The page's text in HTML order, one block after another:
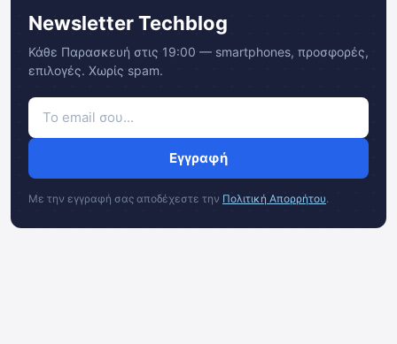
Newsletter Techblog
Κάθε Παρασκευή στις 19:00 — smartphones, προσφορές,
επιλογές. Χωρίς spam.
Εγγραφή
Με την εγγραφή σας αποδέχεστε την Πολιτική Απορρήτου.